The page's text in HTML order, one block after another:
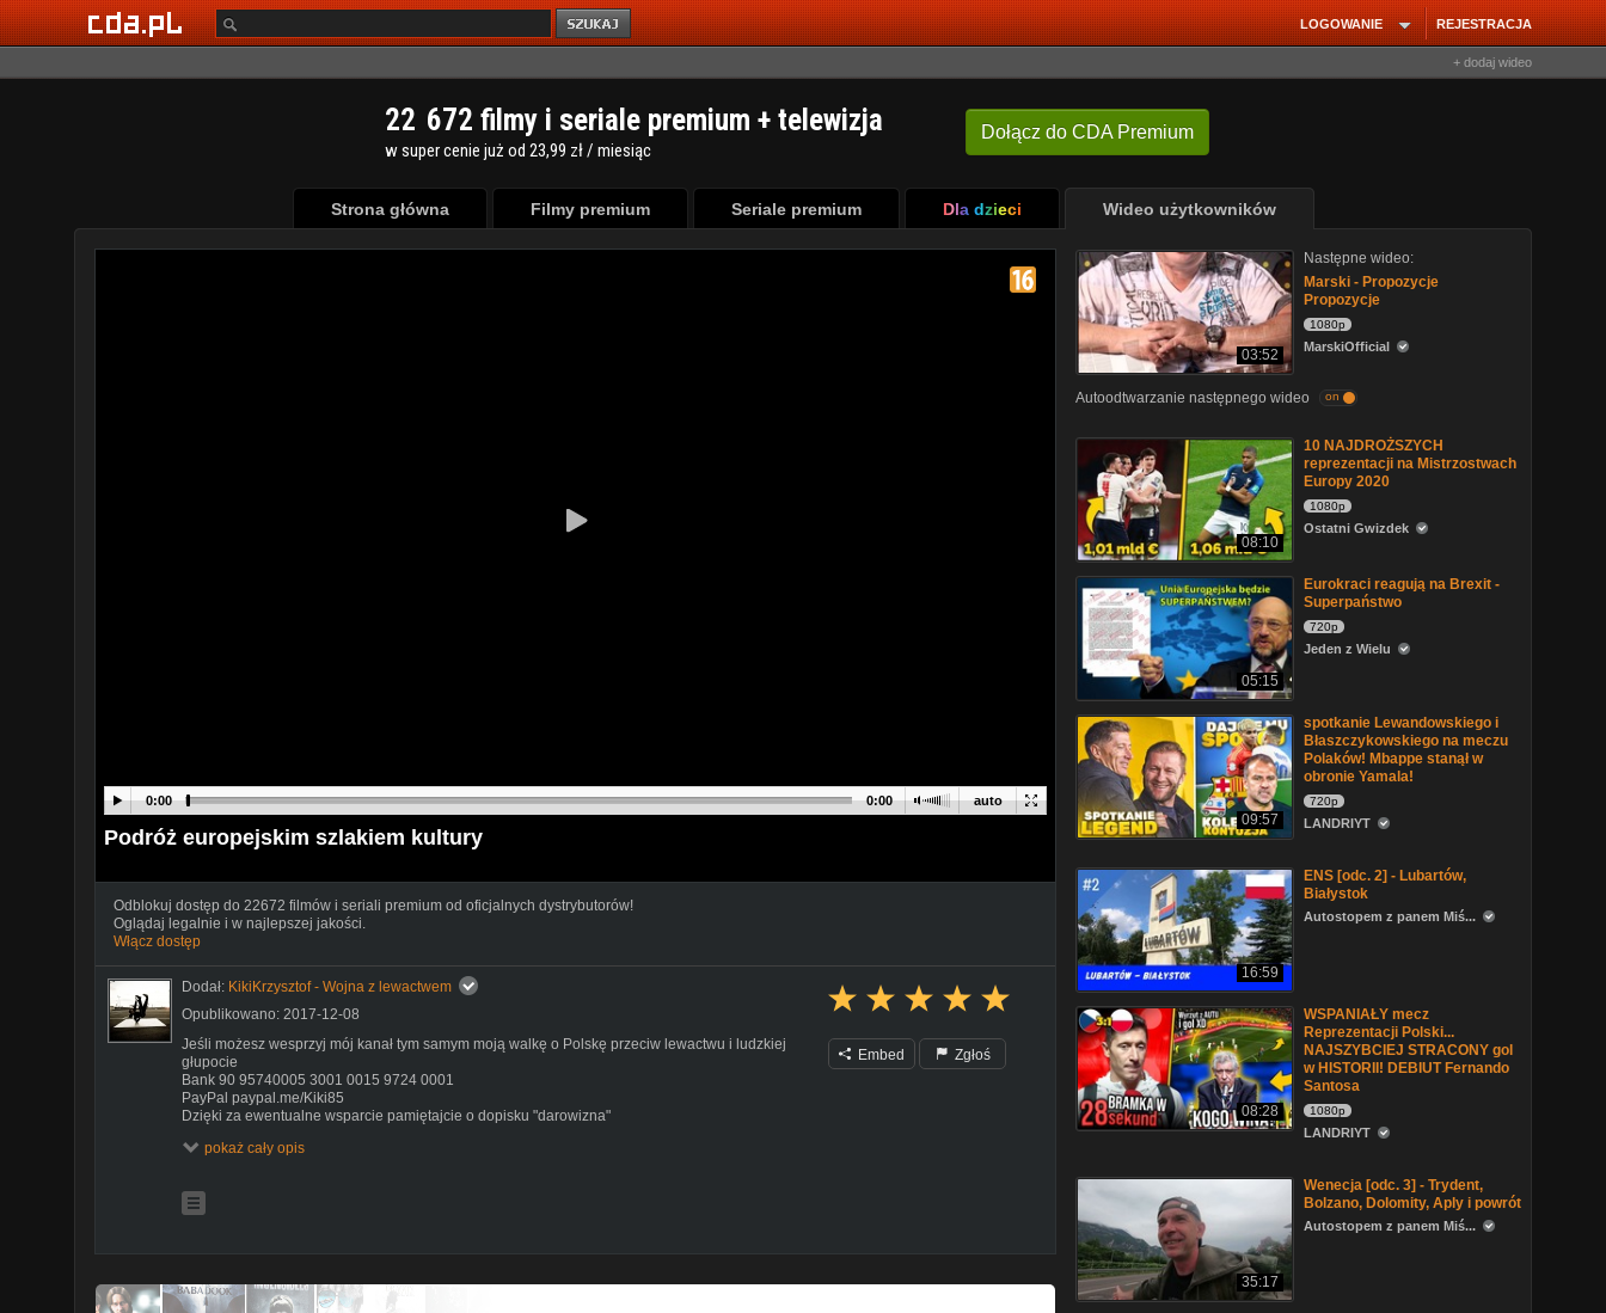
REJESTRACJA
LOGOWANIE
+ dodaj wideo
Dołącz do CDA Premium
22 672 filmy i seriale premium + telewizja
w super cenie już od 23,99 zł / miesiąc
Strona główna Filmy premium Seriale premium Dla dzieci Wideo użytkowników
auto
0:00 0:00
Podróż europejskim szlakiem kultury
Odblokuj dostęp do 22672 filmów i seriali premium od oficjalnych dystrybutorów!
Oglądaj legalnie i w najlepszej jakości.
Włącz dostęp
Dodał: KikiKrzysztof - Wojna z lewactwem
Opublikowano: 2017-12-08
Jeśli możesz wesprzyj mój kanał tym samym moją walkę o Polskę przeciw lewactwu i ludzkiej
głupocie
Bank 90 95740005 3001 0015 9724 0001
PayPal paypal.me/Kiki85
Dzięki za ewentualne wsparcie pamiętajcie o dopisku "darowizna"
https://www.facebook.com/KikizPL/
pokaż cały opis
Embed Zgłoś
03:52
Następne wideo:
Marski - Propozycje
Propozycje
1080p
MarskiOfficial
Autoodtwarzanie następnego wideo on
08:10
10 NAJDROŻSZYCH
reprezentacji na Mistrzostwach
Europy 2020
1080p
Ostatni Gwizdek
05:15
Eurokraci reagują na Brexit -
Superpaństwo
720p
Jeden z Wielu
09:57
spotkanie Lewandowskiego i
Błaszczykowskiego na meczu
Polaków! Mbappe stanął w
obronie Yamala!
720p
LANDRIYT
16:59
ENS [odc. 2] - Lubartów,
Białystok
Autostopem z panem Miś...
08:28
WSPANIAŁY mecz
Reprezentacji Polski...
NAJSZYBCIEJ STRACONY gol
w HISTORII! DEBIUT Fernando
Santosa
1080p
LANDRIYT
35:17
Wenecja [odc. 3] - Trydent,
Bolzano, Dolomity, Aply i powrót
Autostopem z panem Miś...